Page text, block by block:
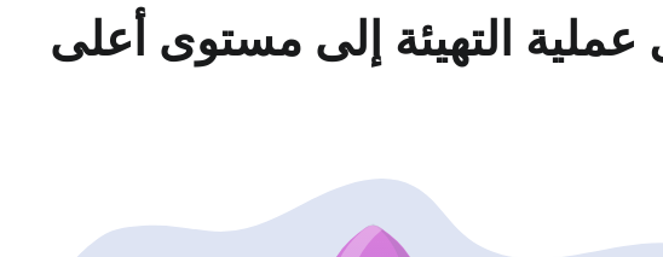
عملية التهيئة إلى مستوى أعلى